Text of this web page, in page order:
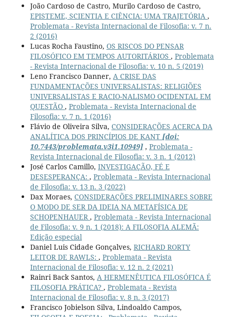
João Cardoso de Castro, Murilo Cardoso de Castro,
EPISTEME, SCIENTIA E CIÊNCIA: UMA TRAJETÓRIA ,
Problemata - Revista Internacional de Filosofia: v. 7 n.
2 (2016)
Lucas Rocha Faustino, OS RISCOS DO PENSAR
FILOSÓFICO EM TEMPOS AUTORITÁRIOS , Problemata
- Revista Internacional de Filosofia: v. 10 n. 5 (2019)
Leno Francisco Danner, A CRISE DAS
FUNDAMENTAÇÕES UNIVERSALISTAS: RELIGIÕES
UNIVERSALISTAS E RACIO-NALISMO OCIDENTAL EM
QUESTÃO , Problemata - Revista Internacional de
Filosofia: v. 7 n. 1 (2016)
Flávio de Oliveira Silva, CONSIDERAÇÕES ACERCA DA
ANALÍTICA DOS PRINCÍPIOS DE KANT [doi:
10.7443/problemata.v3i1.10949], Problemata -
Revista Internacional de Filosofia: v. 3 n. 1 (2012)
José Carlos Camillo, INVESTIGAÇÃO, FÉ E
DESESPERANÇA: , Problemata - Revista Internacional
de Filosofia: v. 13 n. 3 (2022)
Dax Moraes, CONSIDERAÇÕES PRELIMINARES SOBRE
O MODO DE SER DA IDEIA NA METAFÍSICA DE
SCHOPENHAUER, Problemata - Revista Internacional
de Filosofia: v. 9 n. 1 (2018): A FILOSOFIA ALEMÃ:
Edição especial
Daniel Luis Cidade Gonçalves, RICHARD RORTY
LEITOR DE RAWLS: , Problemata - Revista
Internacional de Filosofia: v. 12 n. 2 (2021)
Rainri Back Santos, A HERMENÊUTICA FILOSÓFICA É
FILOSOFIA PRÁTICA? , Problemata - Revista
Internacional de Filosofia: v. 8 n. 3 (2017)
Francisco Jobielson Silva, Lindoaldo Campos,